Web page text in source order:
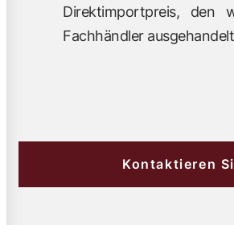
Direktimportpreis, den
Fachhändler
Kontaktieren